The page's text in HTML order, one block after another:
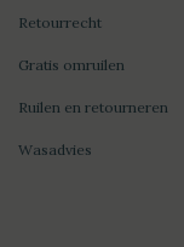
Retourrecht
Gratis omruilen
Ruilen en retourneren
Wasadvies